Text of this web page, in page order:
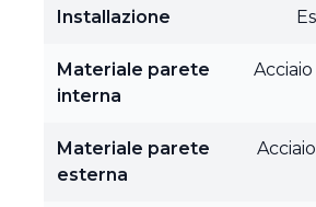
Installazione
Materiale parete
interna
Acciaio
Materiale parete
esterna